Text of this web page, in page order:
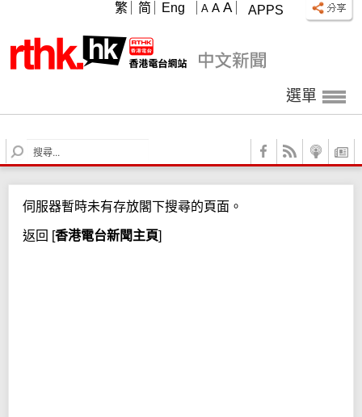
APPS
A A A
繁 简 Eng
選單
S
e
c
h
伺服器暫時未有存放閣下搜尋的頁面。
返回 [香港電台新聞主頁]